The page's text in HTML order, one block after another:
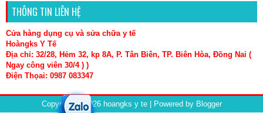
THÔNG TIN LIÊN HỆ
Cửa hàng dụng cụ và sửa chữa y tế
Hoàngks Y Tế
Địa chỉ: 32/28, Hẻm 32, kp 8A, P. Tân Biên, TP. Biên Hòa, Đồng Nai (
Ngay công viên 30/4 ) )
Điện Thọai: 0987 083347
Copyright ©2026 hoangks y te| Powered by Blogger